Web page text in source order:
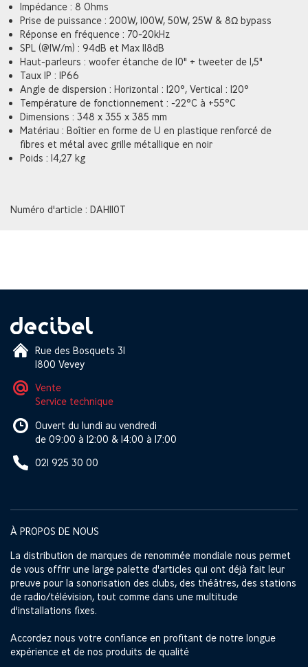
Impédance : 8 Ohms
Prise de puissance : 200W, 100W, 50W, 25W & 8Ω bypass
Réponse en fréquence : 70-20kHz
SPL (@1W/m) : 94dB et Max 118dB
Haut-parleurs : woofer étanche de 10" + tweeter de 1,5"
Taux IP : IP66
Angle de dispersion : Horizontal : 120°, Vertical : 120°
Température de fonctionnement : -22°C à +55°C
Dimensions : 348 x 355 x 385 mm
Matériau : Boîtier en forme de U en plastique renforcé de
fibres et métal avec grille métallique en noir
Poids : 14,27 kg
Numéro d'article : DAH110T
Rue des Bosquets 31
1800 Vevey
Vente
Service technique
Ouvert du lundi au vendredi
de 09:00 à 12:00 & 14:00 à 17:00
021 925 30 00
À PROPOS DE NOUS
La distribution de marques de renommée mondiale nous permet
de vous offrir une large palette d'articles qui ont déjà fait leur
preuve pour la sonorisation des clubs, des théâtres, des stations
de radio/télévision, tout comme dans une multitude
d'installations fixes.
Accordez nous votre confiance en profitant de notre longue
expérience et de nos produits de qualité